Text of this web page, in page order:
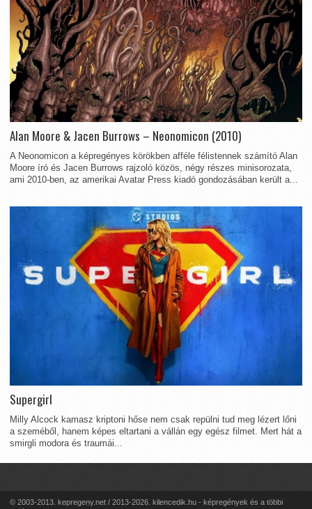
Alan Moore & Jacen Burrows – Neonomicon (2010)
A Neonomicon a képregényes körökben afféle félistennek számító Alan
Moore író és Jacen Burrows rajzoló közös, négy részes minisorozata,
ami 2010-ben, az amerikai Avatar Press kiadó gondozásában került a...
Supergirl
Milly Alcock kamasz kriptoni hőse nem csak repülni tud meg lézert lőni
a szeméből, hanem képes eltartani a vállán egy egész filmet. Mert hát a
smirgli modora és traumái...
© 2003-2013. kepregeny.net / 2013-2026. kilencedik.hu - képregények és a többi